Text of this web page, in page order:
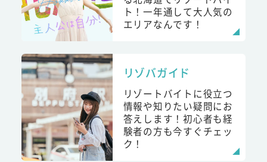
ト！一年通して大人気の
エリアなんです！
リゾバガイド
リゾートバイトに役立つ
情報や知りたい疑問にお
答えします！初心者も経
験者の方も今すぐチェッ
ク！